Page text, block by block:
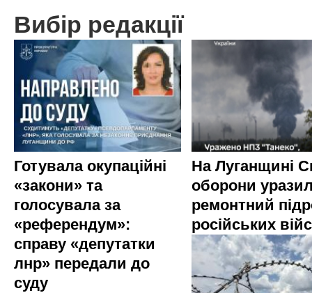
Вибір редакції
Готувала окупаційні
«закони» та
голосувала за
«референдум»:
справу «депутатки
лнр» передали до
суду
На Луганщині
оборони
ремонтний
російських